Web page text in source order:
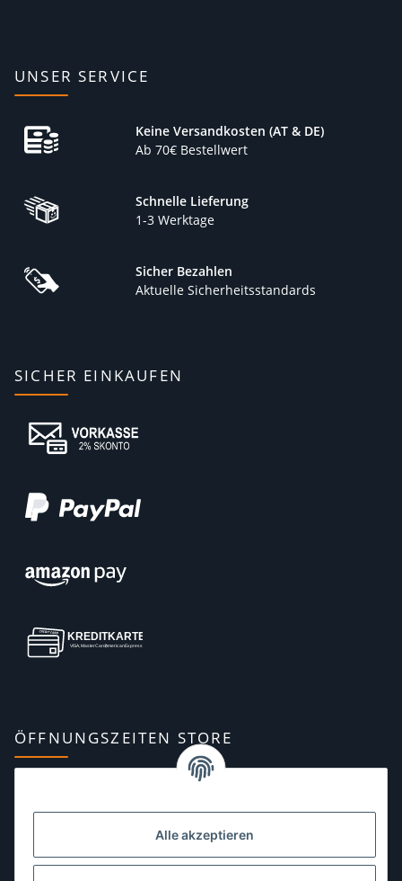
Alle akzeptieren
UNSER SERVICE
Keine Versandkosten (AT & DE)
Ab 70€ Bestellwert
Schnelle Lieferung
1-3 Werktage
Sicher Bezahlen
Aktuelle Sicherheitsstandards
SICHER EINKAUFEN
ÖFFNUNGSZEITEN STORE
10:00–13:00, 14:00–18:00 Uhr
Dienstag:10:00–13:00, 14:00–16:00 Uhr